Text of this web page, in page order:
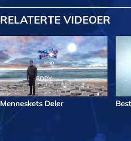
RELATERTE VIDEOER
Menneskets Deler